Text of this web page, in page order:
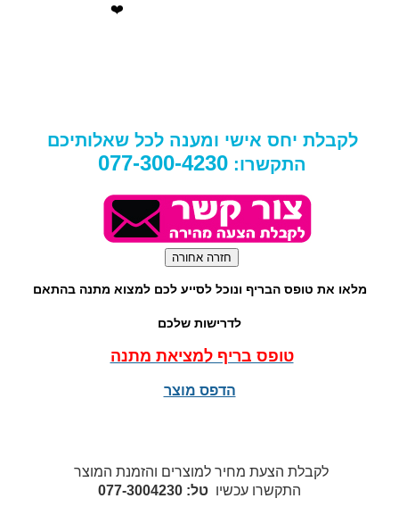
לקבלת יחס אישי ומענה לכל שאלותיכם
התקשרו: 077-300-4230
מלאו את טופס הבריף ונוכל לסייע לכם למצוא מתנה בהתאם
לדרישות שלכם
טופס בריף למציאת מתנה
הדפס מוצר
לקבלת הצעת מחיר למוצרים והזמנת המוצר
התקשרו עכשיו טל: 077-3004230